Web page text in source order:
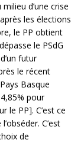
d’une crise
les élections
le PP obtient
le PSdG
futur
le récent
Basque
pour
le PP]. C’est ce
C’est
de